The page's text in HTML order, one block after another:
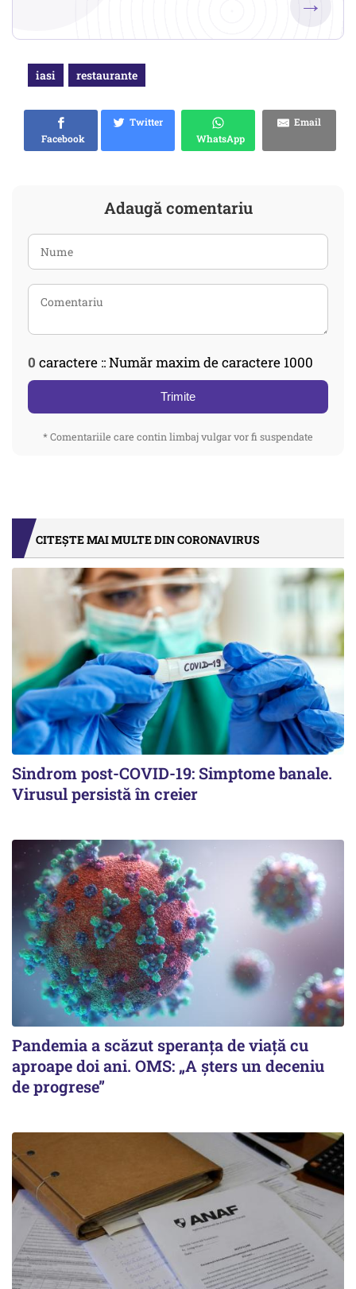
iasi restaurante
Facebook
Twitter
WhatsApp
Email
Adaugă comentariu
0 caractere :: Număr maxim de caractere 1000
Trimite
* Comentariile care contin limbaj vulgar vor fi suspendate
CITEȘTE MAI MULTE DIN CORONAVIRUS
Sindrom post-COVID-19: Simptome banale.
Virusul persistă în creier
Pandemia a scăzut speranţa de viaţă cu
aproape doi ani. OMS: „A şters un deceniu
de progrese”